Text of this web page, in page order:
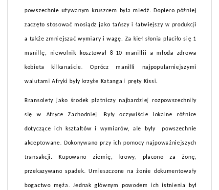
powszechnie używanym kruszcem była miedź. Dopiero później
zaczęto stosować mosiądz jako tańszy i łatwiejszy w produkcji
a także zmniejszać wymiary i wagę. Za kieł słonia płaciło się 1
manillę, niewolnik kosztował 8-10 manillii a młoda zdrowa
kobieta kilkanaście. Oprócz manilli najpopularniejszymi
walutami Afryki były krzyże Katanga i pręty Kissi.
Bransolety jako środek płatniczy najbardziej rozpowszechniły
się w Afryce Zachodniej. Były oczywiście lokalne różnice
dotyczące ich kształtów i wymiarów, ale były powszechnie
akceptowane. Dokonywano przy ich pomocy najpoważniejszych
transakcji. Kupowano ziemię, krowy, płacono za żonę,
przekazywano spadek. Umieszczone na żonie dokumentowały
bogactwo męża. Jednak głównym powodem ich istnienia był